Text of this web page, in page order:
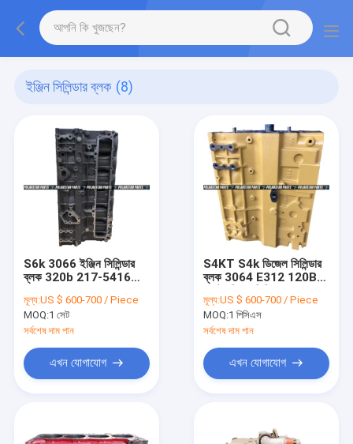
ইঞ্জিন সিলিন্ডার ব্লক (8)
S6k 3066 ইঞ্জিন সিলিন্ডার
ব্লক 320b 217-5416
মূল্য:US $ 600-700 / Piece
MOQ:1 সেট
সর্বশেষ দাম পান
এখন যোগাযোগ
S4KT S4k ডিজেল সিলিন্ডার
ব্লক 3064 E312 120B
7909
মূল্য:US $ 600-700 / Piece
MOQ:1 পিসিএস
সর্বশেষ দাম পান
এখন যোগাযোগ